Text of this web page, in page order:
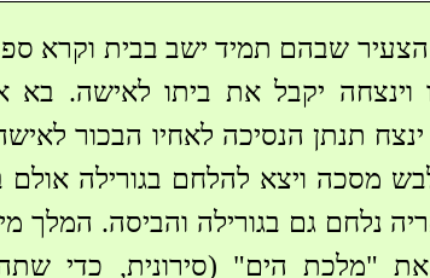
שבהם תמיד ישב בבית וקרא
וינצחה יקבל את ביתו לאישה. בא
תנתן הנסיכה לאחיו הבכור
מסכה ויצא להלחם בגורילה אולם
נלחם גם בגורילה והביסה. המלך
"מלכת הים" (סירונית, כדי